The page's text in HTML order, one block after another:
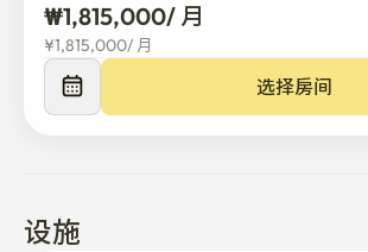
₩1,815,000/ 月
¥1,815,000/ 月
选择房间
设施